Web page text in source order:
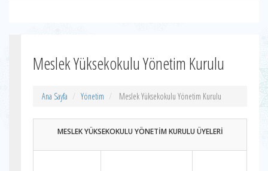
Meslek Yüksekokulu Yönetim Kurulu
Ana Sayfa Yönetim Meslek Yüksekokulu Yönetim Kurulu
MESLEK YÜKSEKOKULU YÖNETİM KURULU ÜYELERİ